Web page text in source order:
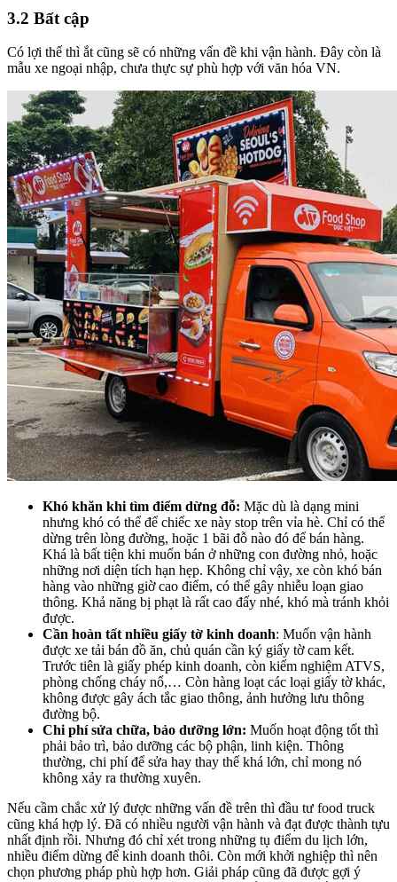
3.2 Bất cập
Có lợi thế thì ắt cũng sẽ có những vấn đề khi vận hành. Đây còn là
mẫu xe ngoại nhập, chưa thực sự phù hợp với văn hóa VN.
Khó khăn khi tìm điểm dừng đỗ: Mặc dù là dạng mini
nhưng khó có thể để chiếc xe này stop trên vỉa hè. Chỉ có thể
dừng trên lòng đường, hoặc 1 bãi đỗ nào đó để bán hàng.
Khá là bất tiện khi muốn bán ở những con đường nhỏ, hoặc
những nơi diện tích hạn hẹp. Không chỉ vậy, xe còn khó bán
hàng vào những giờ cao điểm, có thể gây nhiễu loạn giao
thông. Khả năng bị phạt là rất cao đấy nhé, khó mà tránh khỏi
được.
Cần hoàn tất nhiều giấy tờ kinh doanh: Muốn vận hành
được xe tải bán đồ ăn, chủ quán cần ký giấy tờ cam kết.
Trước tiên là giấy phép kinh doanh, còn kiểm nghiệm ATVS,
phòng chống cháy nổ,… Còn hàng loạt các loại giấy tờ khác,
không được gây ách tắc giao thông, ảnh hưởng lưu thông
đường bộ.
Chi phí sửa chữa, bảo dưỡng lớn: Muốn hoạt động tốt thì
phải bảo trì, bảo dưỡng các bộ phận, linh kiện. Thông
thường, chi phí để sửa hay thay thế khá lớn, chỉ mong nó
không xảy ra thường xuyên.
Nếu cầm chắc xử lý được những vấn đề trên thì đầu tư food truck
cũng khá hợp lý. Đã có nhiều người vận hành và đạt được thành tựu
nhất định rồi. Nhưng đó chỉ xét trong những tụ điểm du lịch lớn,
nhiều điểm dừng để kinh doanh thôi. Còn mới khởi nghiệp thì nên
chọn phương pháp phù hợp hơn. Giải pháp cũng đã được gợi ý